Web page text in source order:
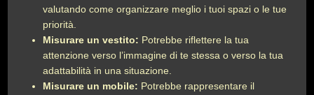
valutando come organizzare meglio i tuoi spazi o le tue
priorità.
Misurare un vestito: Potrebbe riflettere la tua
attenzione verso l’immagine di te stessa o verso la tua
adattabilità in una situazione.
Misurare un mobile: Potrebbe rappresentare il